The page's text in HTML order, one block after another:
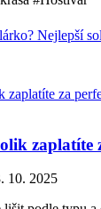
Nejlepší
zaplatíte
10. 2025